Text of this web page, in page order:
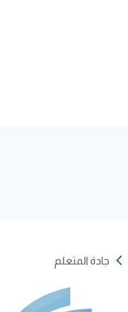
جادة المتعلم